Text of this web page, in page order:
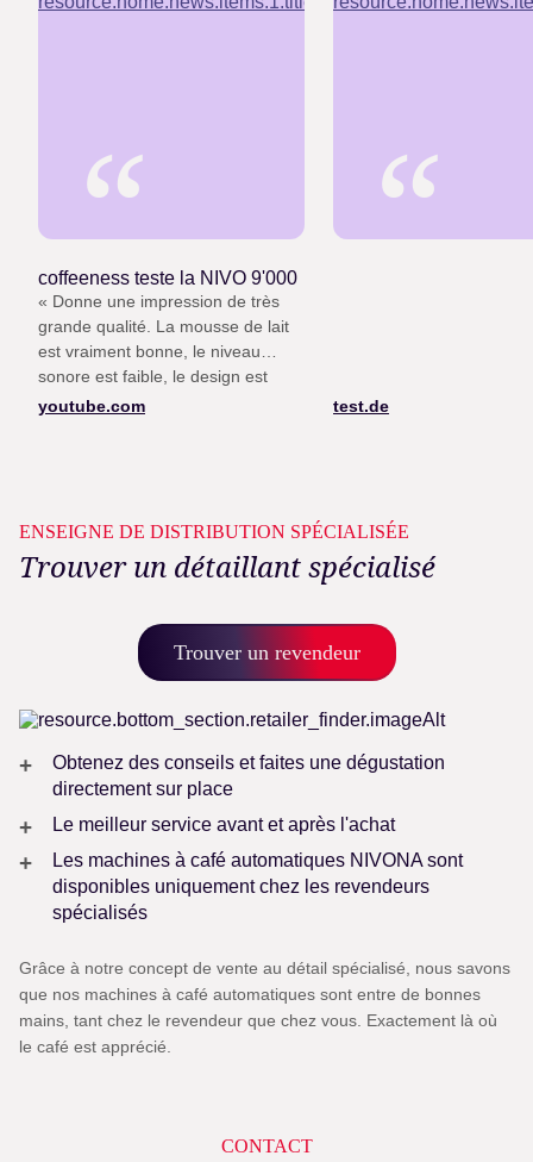
“
coffeeness teste la NIVO 9'000
« Donne une impression de très
grande qualité. La mousse de lait
est vraiment bonne, le niveau
sonore est faible, le design est
remarquable. »
youtube.com
“
test.de
ENSEIGNE DE DISTRIBUTION SPÉCIALISÉE
Trouver un détaillant spécialisé
Trouver un revendeur
Obtenez des conseils et faites une dégustation
directement sur place
Le meilleur service avant et après l'achat
Les machines à café automatiques NIVONA sont
disponibles uniquement chez les revendeurs
spécialisés
Grâce à notre concept de vente au détail spécialisé, nous savons
que nos machines à café automatiques sont entre de bonnes
mains, tant chez le revendeur que chez vous. Exactement là où
le café est apprécié.
CONTACT